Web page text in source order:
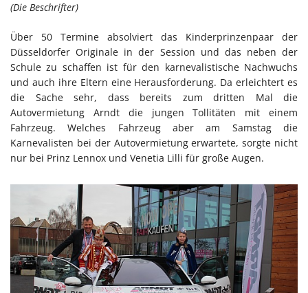
(Die Beschrifter)
Über 50 Termine absolviert das Kinderprinzenpaar der
Düsseldorfer Originale in der Session und das neben der
Schule zu schaffen ist für den karnevalistische Nachwuchs
und auch ihre Eltern eine Herausforderung. Da erleichtert es
die Sache sehr, dass bereits zum dritten Mal die
Autovermietung Arndt die jungen Tollitäten mit einem
Fahrzeug. Welches Fahrzeug aber am Samstag die
Karnevalisten bei der Autovermietung erwartete, sorgte nicht
nur bei Prinz Lennox und Venetia Lilli für große Augen.